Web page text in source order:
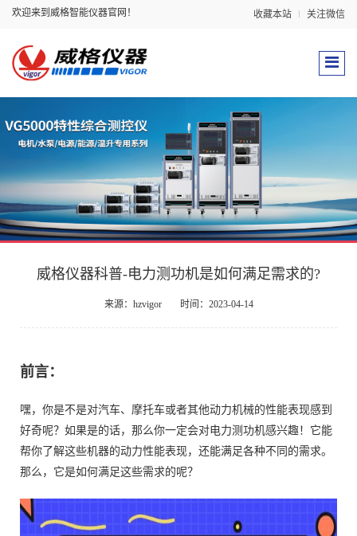
欢迎来到威格智能仪器官网！ 收藏本站 关注微信
威格仪器科普-电力测功机是如何满足需求的?
来源：hzvigor 时间：2023-04-14
前言：
嘿，你是不是对汽车、摩托车或者其他动力机械的性能表现感到
好奇呢？如果是的话，那么你一定会对电力测功机感兴趣！它能
帮你了解这些机器的动力性能表现，还能满足各种不同的需求。
那么，它是如何满足这些需求的呢？